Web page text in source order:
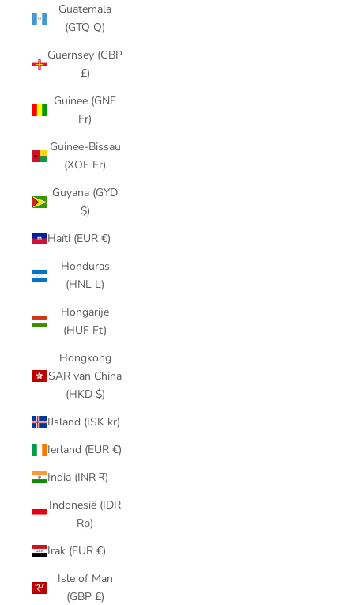
Guatemala
(GTQ Q)
Guernsey (GBP
£)
Guinee (GNF
Fr)
Guinee-Bissau
(XOF Fr)
Guyana (GYD
$)
Haïti (EUR €)
Honduras
(HNL L)
Hongarije
(HUF Ft)
Hongkong
SAR van China
(HKD $)
IJsland (ISK kr)
Ierland (EUR €)
India (INR ₹)
Indonesië (IDR
Rp)
Irak (EUR €)
Isle of Man
(GBP £)